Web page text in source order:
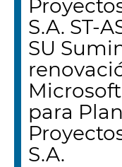
S.A. ST-
SU
para
S.A.